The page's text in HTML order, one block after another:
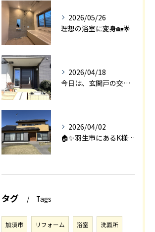
2026/05/26
理想の浴室に変身🏡🌟
2026/04/18
今日は、玄関戸の交換工事をご紹介します🚪✨。
2026/04/02
🏠✨羽生市にあるK様邸は、2008年に㈱エアロックで新築され...
タグ Tags
加須市 リフォーム 浴室 洗面所